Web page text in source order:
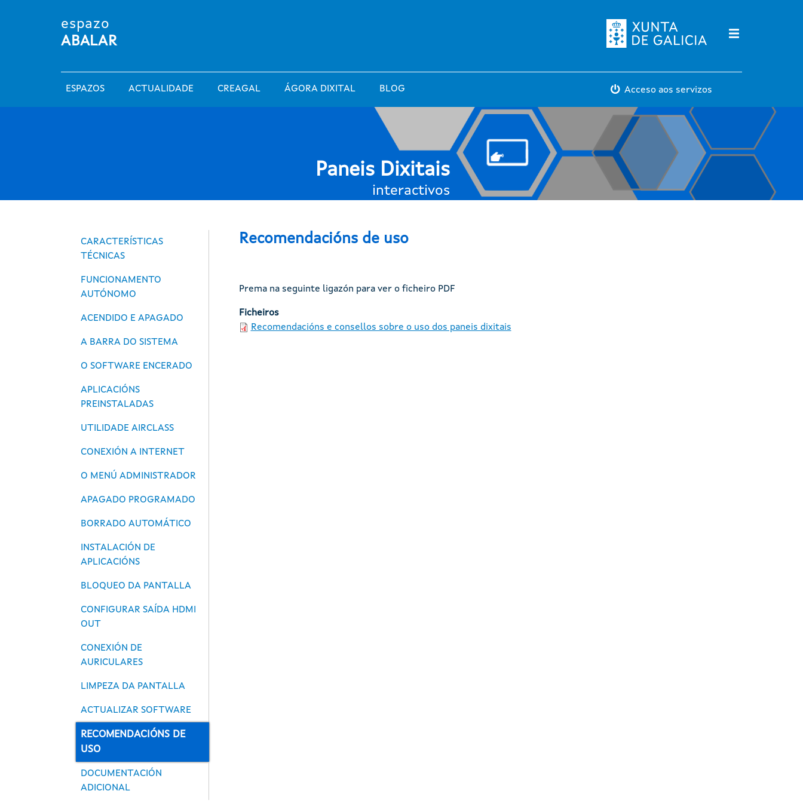
espazo
ABALAR
ESPAZOS ACTUALIDADE CREAGAL ÁGORA DIXITAL BLOG Acceso aos servizos
Paneis Dixitais
interactivos
Espazos
CARACTERÍSTICAS
TÉCNICAS
FUNCIONAMENTO
AUTÓNOMO
ACENDIDO E APAGADO
A BARRA DO SISTEMA
O SOFTWARE ENCERADO
APLICACIÓNS
PREINSTALADAS
UTILIDADE AIRCLASS
CONEXIÓN A INTERNET
O MENÚ ADMINISTRADOR
APAGADO PROGRAMADO
BORRADO AUTOMÁTICO
INSTALACIÓN DE
APLICACIÓNS
BLOQUEO DA PANTALLA
CONFIGURAR SAÍDA HDMI
OUT
CONEXIÓN DE
AURICULARES
LIMPEZA DA PANTALLA
ACTUALIZAR SOFTWARE
RECOMENDACIÓNS DE
USO
DOCUMENTACIÓN
ADICIONAL
Recomendacións de uso
Prema na seguinte ligazón para ver o ficheiro PDF
Ficheiros
Recomendacións e consellos sobre o uso dos paneis dixitais